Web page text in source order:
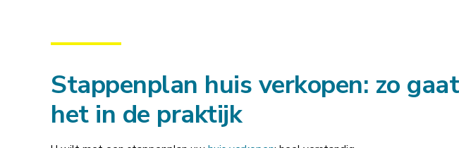
Stappenplan huis verkopen: zo gaat
het in de praktijk